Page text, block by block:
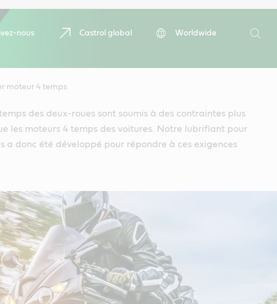
nous Castrol global
Worldwide
moteur 4 temps
des deux-roues sont soumis à des contraintes plus
les moteurs 4 temps des voitures. Notre lubrifiant pour
a donc été développé pour répondre à ces exigences